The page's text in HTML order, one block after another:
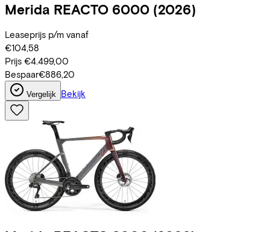
Merida REACTO 6000 (2026)
Leaseprijs p/m vanaf
€104,58
Prijs €4.499,00
Bespaar€886,20
Vergelijk Bekijk